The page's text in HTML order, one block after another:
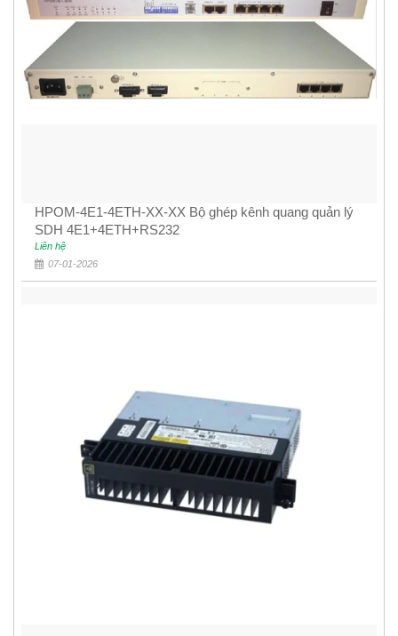
HPOM-4E1-4ETH-XX-XX Bộ ghép kênh quang quản lý
SDH 4E1+4ETH+RS232
Liên hệ
07-01-2026